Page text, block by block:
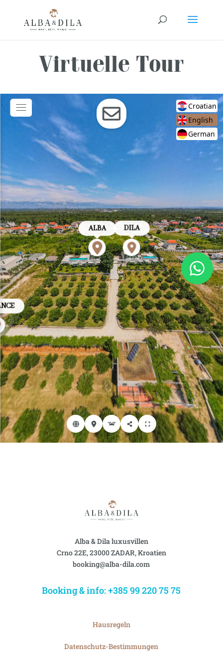
Virtuelle Tour
Alba & Dila luxusvillen
Crno 22E, 23000 ZADAR, Kroatien
booking@alba-dila.com
Booking & info: +385 99 220 75 75
Hausregeln
Datenschutz-Bestimmungen